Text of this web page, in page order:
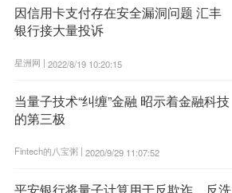
因信用卡支付存在安全漏洞问题 汇丰
银行接大量投诉
星洲网 | 2022/8/19 10:20:15
当量子技术“纠缠”金融 昭示着金融科技
的第三极
Fintech的八宝粥 | 2020/9/29 11:07:52
平安银行将量子计算用于反欺诈、反洗